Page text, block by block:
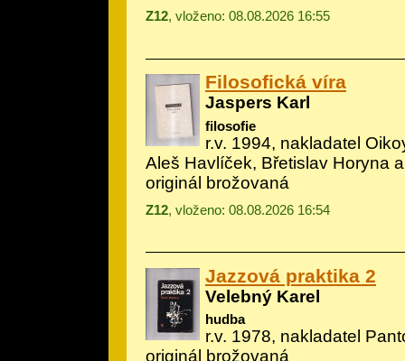
Z12, vloženo: 08.08.2026 16:55
Filosofická víra
Jaspers Karl
filosofie
r.v. 1994, nakladatel
Aleš Havlíček, Břetislav Horyna
originál brožovaná
Z12, vloženo: 08.08.2026 16:54
Jazzová praktika 2
Velebný Karel
hudba
r.v. 1978, nakladatel
originál brožovaná